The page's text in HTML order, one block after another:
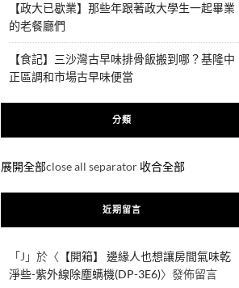
【政大已歇業】那些年跟著政大學生一起畢業
的老餐廳們
【食記】三沙灣古早味排骨飯搬到哪？基隆中
正區調和市場古早味便當
分類
展開全部close all separator 收合全部
近期留言
「J 」於〈 【開箱】 邊緣人也想讓房間氣味乾
淨些-紫外線除塵螨機(DP-3E6)〉發佈留言